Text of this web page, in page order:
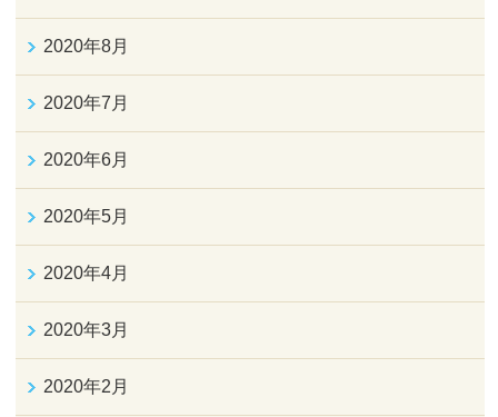
2020年8月
2020年7月
2020年6月
2020年5月
2020年4月
2020年3月
2020年2月